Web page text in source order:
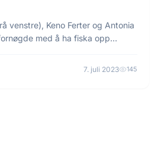
venstre), Keno Ferter og Antonia
med å ha fiska opp…
7. juli 2023 145